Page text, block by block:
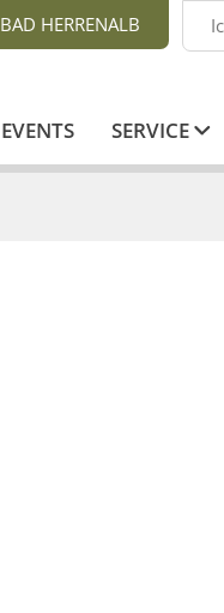
BAD HERRENALB
EVENTS SERVICE